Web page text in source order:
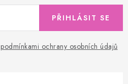
podmínkami ochrany osobních údajů
PŘIHLÁSIT SE